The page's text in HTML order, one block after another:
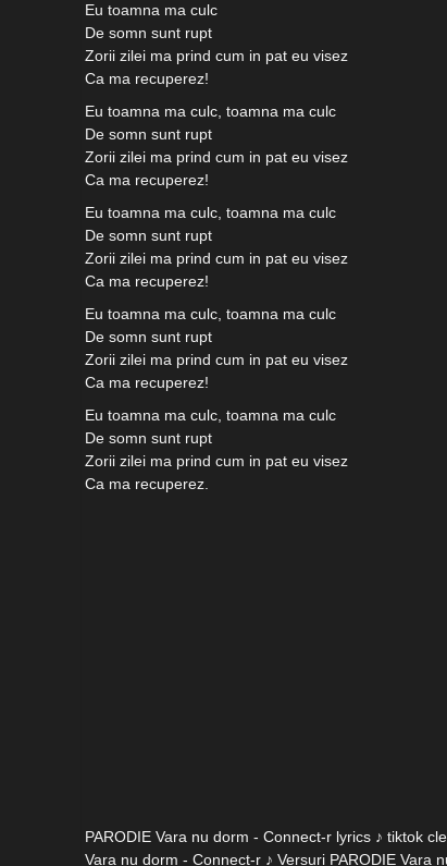
Eu toamna ma culc
De somn sunt rupt
Zorii zilei ma prind cum in pat eu visez
Ca ma recuperez!
Eu toamna ma culc, toamna ma culc
De somn sunt rupt
Zorii zilei ma prind cum in pat eu visez
Ca ma recuperez!
Eu toamna ma culc, toamna ma culc
De somn sunt rupt
Zorii zilei ma prind cum in pat eu visez
Ca ma recuperez!
Eu toamna ma culc, toamna ma culc
De somn sunt rupt
Zorii zilei ma prind cum in pat eu visez
Ca ma recuperez!
Eu toamna ma culc, toamna ma culc
De somn sunt rupt
Zorii zilei ma prind cum in pat eu visez
Ca ma recuperez.
PARODIE Vara nu dorm - Connect-r lyrics ♪ tiktok
Vara nu dorm - Connect-r ♪ Versuri PARODIE Vara